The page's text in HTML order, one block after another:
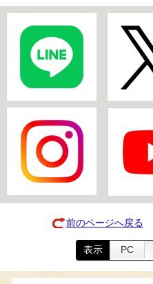
前のページへ戻る
表示 PC